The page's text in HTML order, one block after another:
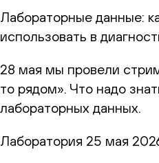
Лабораторные данные:
использовать в
28 мая мы провели
то рядом». Что надо
лабораторных данных.
Лаборатория 25 мая